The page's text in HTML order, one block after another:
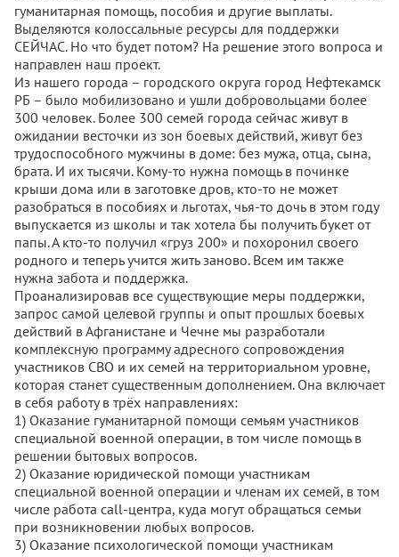
гуманитарная помощь, пособия и другие выплаты.
Выделяются колоссальные ресурсы для поддержки
СЕЙЧАС. Но что будет потом? На решение этого вопроса и
направлен наш проект.
Из нашего города – городского округа город Нефтекамск
РБ – было мобилизовано и ушли добровольцами более
300 человек. Более 300 семей города сейчас живут в
ожидании весточки из зон боевых действий, живут без
трудоспособного мужчины в доме: без мужа, отца, сына,
брата. И их тысячи. Кому-то нужна помощь в починке
крыши дома или в заготовке дров, кто-то не может
разобраться в пособиях и льготах, чья-то дочь в этом году
выпускается из школы и так хотела бы получить букет от
папы. А кто-то получил «груз 200» и похоронил своего
родного и теперь учится жить заново. Всем им также
нужна забота и поддержка.
Проанализировав все существующие меры поддержки,
запрос самой целевой группы и опыт прошлых боевых
действий в Афганистане и Чечне мы разработали
комплексную программу адресного сопровождения
участников СВО и их семей на территориальном уровне,
которая станет существенным дополнением. Она включает
в себя работу в трёх направлениях:
1) Оказание гуманитарной помощи семьям участников
специальной военной операции, в том числе помощь в
решении бытовых вопросов.
2) Оказание юридической помощи участникам
специальной военной операции и членам их семей, в том
числе работа call-центра, куда могут обращаться семьи
при возникновении любых вопросов.
3) Оказание психологической помощи участникам